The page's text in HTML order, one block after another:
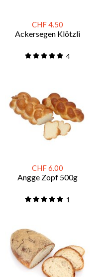
CHF 4.50
Ackersegen Klötzli
4
CHF 6.00
Angge Zopf 500g
1